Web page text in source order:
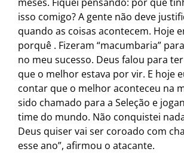
meses. Fiquei pensando: por que
isso comigo? A gente não deve
quando as coisas acontecem. Hoje
porquê . Fizeram “macumbaria”
no meu sucesso. Deus falou para
que o melhor estava por vir. E hoje
contar que o melhor aconteceu na
sido chamado para a Seleção e
time do mundo. Não conquistei
Deus quiser vai ser coroado com
esse ano”, afirmou o atacante.